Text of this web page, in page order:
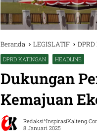
Beranda LEGISLATIF
DPRD KATINGAN HEADLINE
Dukungan
Kemajuan
8 Januari 2025